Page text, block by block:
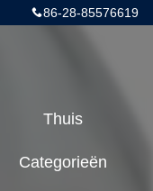
86-28-85576619
Thuis
Categorieën